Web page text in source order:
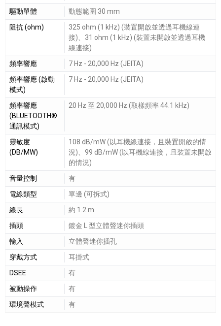
驅動單體
動態範圍 30 mm
阻抗 (ohm)
325 ohm (1 kHz) (裝置開啟並透過耳機線連
接)、31 ohm (1 kHz) (裝置未開啟並透過耳機
線連接)
頻率響應
7 Hz - 20,000 Hz (JEITA)
頻率響應 (啟動
模式)
7 Hz - 20,000 Hz (JEITA)
頻率響應
(BLUETOOTH®
通訊模式)
20 Hz 至 20,000 Hz (取樣頻率 44.1 kHz)
靈敏度
(DB/MW)
108 dB/mW (以耳機線連接，且裝置開啟的情
況)、99 dB/mW (以耳機線連接，且裝置未開啟
的情況)
音量控制
有
電線類型
單邊 (可拆式)
線長
約 1.2 m
插頭
鍍金 L 型立體聲迷你插頭
輸入
立體聲迷你插孔
穿戴方式
耳掛式
DSEE
有
被動操作
有
環境聲模式
有